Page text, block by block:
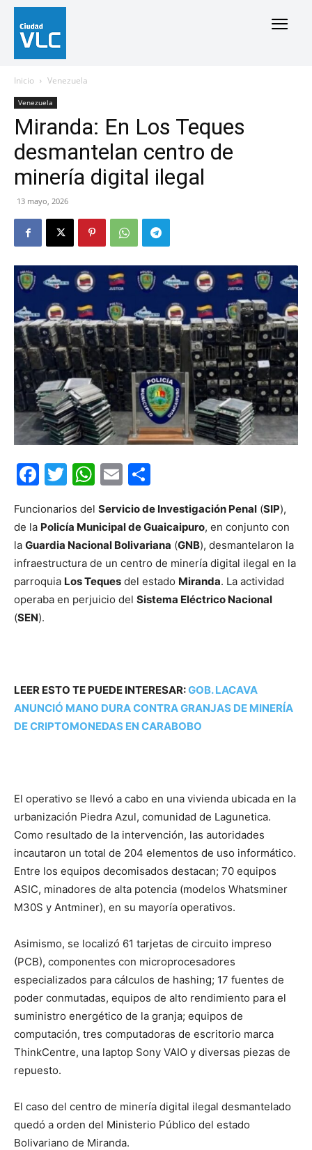
Inicio Venezuela
Venezuela
Miranda: En Los Teques
desmantelan centro de
minería digital ilegal
13 mayo, 2026
Facebook
Twitter
WhatsApp
Email
Funcionarios del Servicio de Investigación Penal (SIP),
de la Policía Municipal de Guaicaipuro, en conjunto con
la Guardia Nacional Bolivariana (GNB), desmantelaron la
infraestructura de un centro de minería digital ilegal en la
parroquia Los Teques del estado Miranda. La actividad
operaba en perjuicio del Sistema Eléctrico Nacional
(SEN).
LEER ESTO TE PUEDE INTERESAR:GOB. LACAVA
ANUNCIÓ MANO DURA CONTRA GRANJAS DE MINERÍA
DE CRIPTOMONEDAS EN CARABOBO
El operativo se llevó a cabo en una vivienda ubicada en la
urbanización Piedra Azul, comunidad de Lagunetica.
Como resultado de la intervención, las autoridades
incautaron un total de 204 elementos de uso informático.
Entre los equipos decomisados destacan; 70 equipos
ASIC, minadores de alta potencia (modelos Whatsminer
M30S y Antminer), en su mayoría operativos.
Asimismo, se localizó 61 tarjetas de circuito impreso
(PCB), componentes con microprocesadores
especializados para cálculos de hashing; 17 fuentes de
poder conmutadas, equipos de alto rendimiento para el
suministro energético de la granja; equipos de
computación, tres computadoras de escritorio marca
ThinkCentre, una laptop Sony VAIO y diversas piezas de
repuesto.
El caso del centro de minería digital ilegal desmantelado
quedó a orden del Ministerio Público del estado
Bolivariano de Miranda.